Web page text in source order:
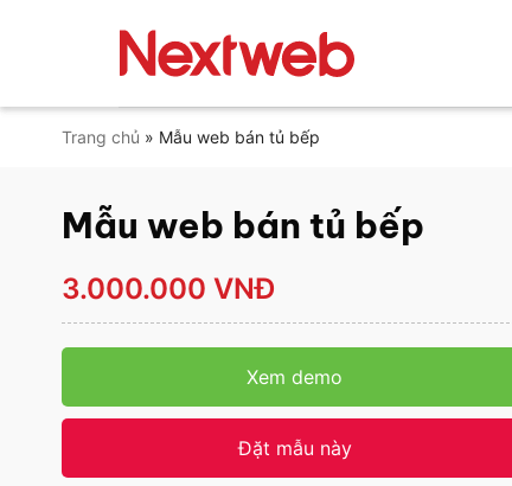
Trang chủ » Mẫu web bán tủ bếp
Mẫu web bán tủ bếp
3.000.000 VNĐ
Xem demo
Đặt mẫu này